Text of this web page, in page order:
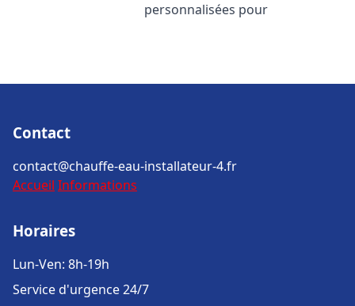
personnalisées pour
Contact
contact@chauffe-eau-installateur-4.fr
Accueil Informations
Horaires
Lun-Ven: 8h-19h
Service d'urgence 24/7